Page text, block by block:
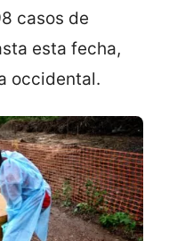
casos de
esta fecha,
occidental.